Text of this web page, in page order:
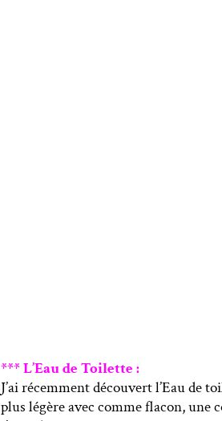
*** L’Eau de Toilette :
J’ai récemment découvert l’Eau de
plus légère avec comme flacon,